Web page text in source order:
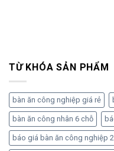
TỪ KHÓA SẢN PHẨM
bàn ăn công nghiệp giá rẻ
bàn ăn công nhân 6 chỗ
báo giá bàn ăn công nghiệp